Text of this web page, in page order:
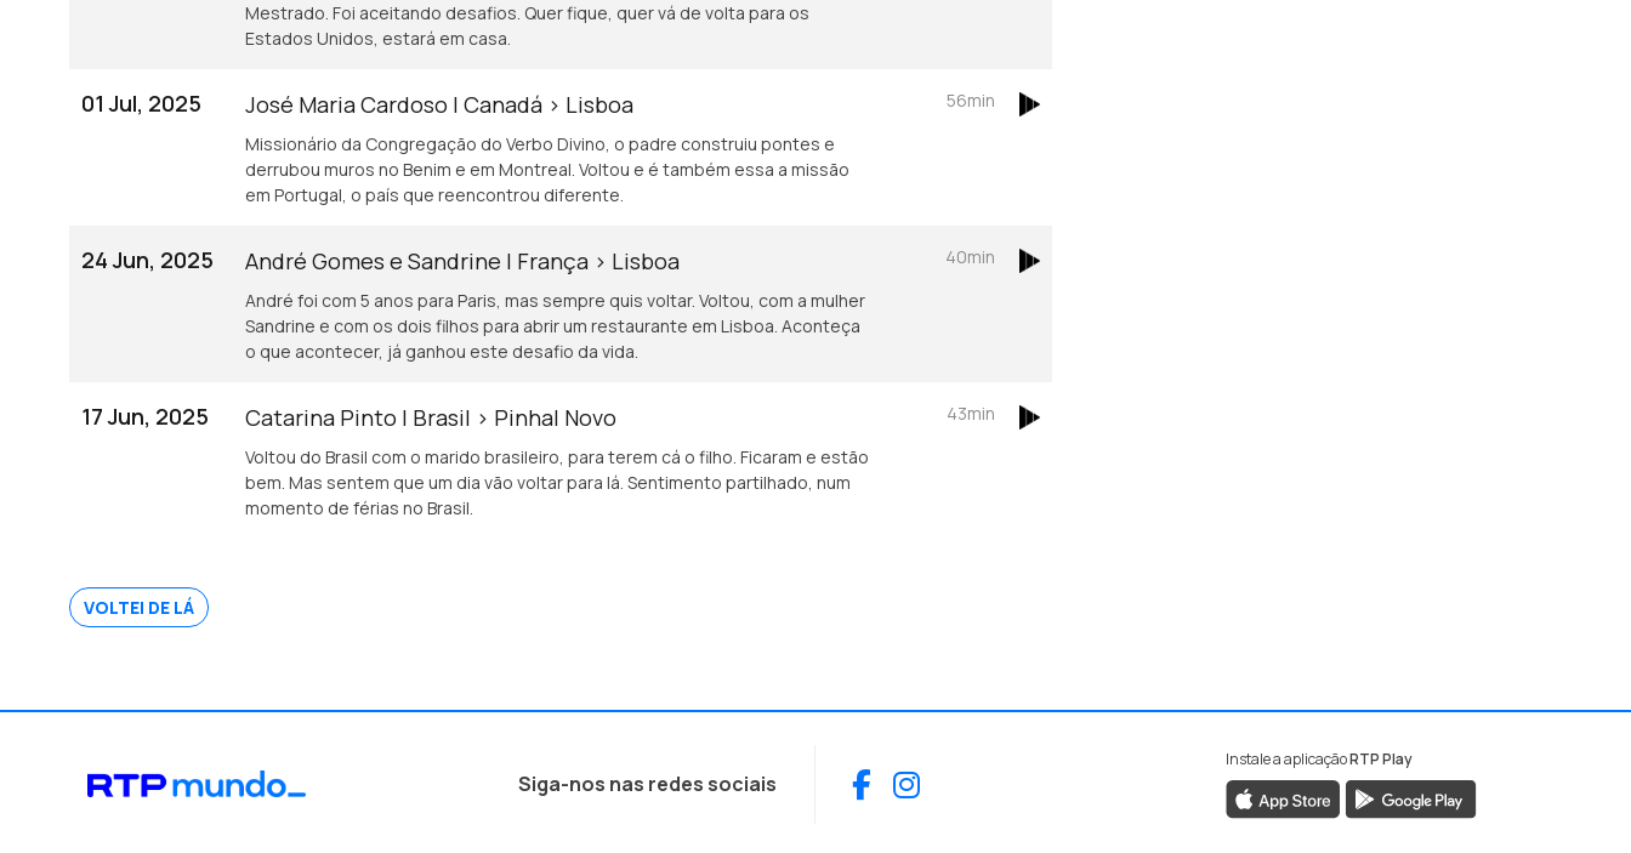
Mestrado. Foi aceitando desafios. Quer fique, quer vá de volta para os
Estados Unidos, estará em casa.
01 Jul, 2025 José Maria Cardoso | Canadá > Lisboa
Missionário da Congregação do Verbo Divino, o padre construiu pontes e
derrubou muros no Benim e em Montreal. Voltou e é também essa a missão
em Portugal, o país que reencontrou diferente.
56min
24 Jun, 2025 André Gomes e Sandrine | França > Lisboa
André foi com 5 anos para Paris, mas sempre quis voltar. Voltou, com a mulher
Sandrine e com os dois filhos para abrir um restaurante em Lisboa. Aconteça
o que acontecer, já ganhou este desafio da vida.
40min
17 Jun, 2025 Catarina Pinto | Brasil > Pinhal Novo
Voltou do Brasil com o marido brasileiro, para terem cá o filho. Ficaram e estão
bem. Mas sentem que um dia vão voltar para lá. Sentimento partilhado, num
momento de férias no Brasil.
43min
VOLTEI DE LÁ
Siga-nos nas redes sociais Facebook
Instagram
Instale a aplicaçãoRTP Play